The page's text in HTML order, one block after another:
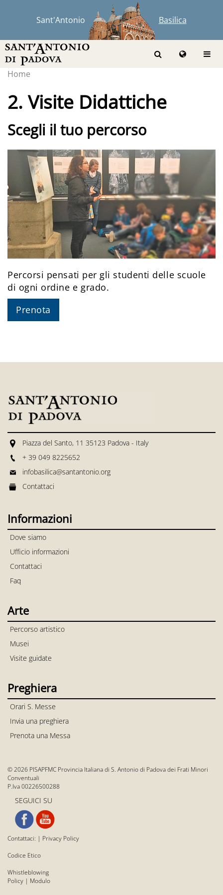
Sant'Antonio Basilica
Home
2. Visite Didattiche
Scegli il tuo percorso
Percorsi pensati per gli studenti delle scuole
di ogni ordine e grado.
Prenota
Piazza del Santo, 11 35123 Padova - Italy
+ 39 049 8225652
infobasilica@santantonio.org
Contattaci
Informazioni
Dove siamo
Ufficio informazioni
Contattaci
Faq
Arte
Percorso artistico
Musei
Visite guidate
Preghiera
Orari S. Messe
Invia una preghiera
Prenota una Messa
© 2026 PISAPFMC Provincia Italiana di S. Antonio di Padova dei Frati Minori
Conventuali
P.Iva 00226500288
SEGUICI SU
Contattaci: | Privacy Policy
Codice Etico
Whistleblowing
Policy | Modulo